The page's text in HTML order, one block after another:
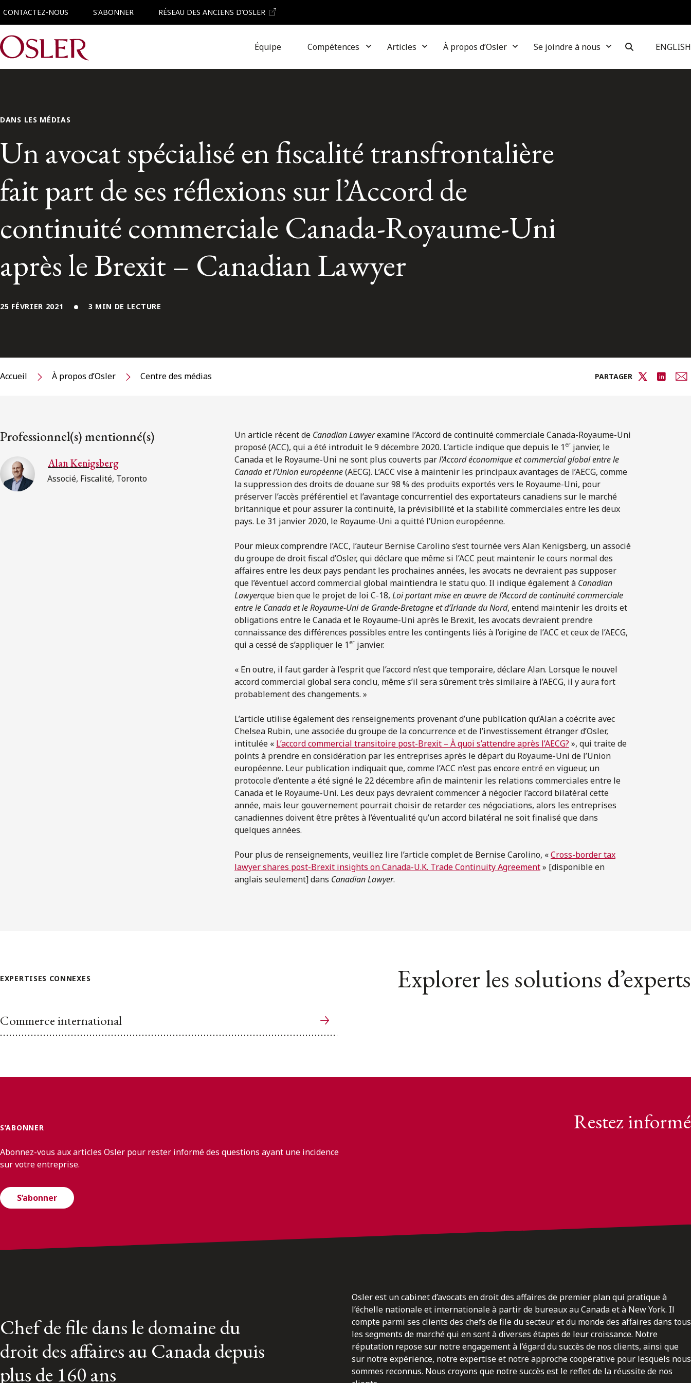
CONTACTEZ-NOUS S'ABONNER RÉSEAU DES ANCIENS D’OSLER
Main Navigation Équipe Compétences Articles À propos d’Osler Se joindre à nous ENGLISH
DANS LES MÉDIAS
Un avocat spécialisé en fiscalité transfrontalière
fait part de ses réflexions sur l’Accord de
continuité commerciale Canada-Royaume-Uni
après le Brexit – Canadian Lawyer
25 FÉVRIER 2021 3 MIN DE LECTURE
Accueil À propos d’Osler Centre des médias PARTAGER
Professionnel(s) mentionné(s)
Alan Kenigsberg
Associé, Fiscalité, Toronto
Un article récent de Canadian Lawyerexamine l’Accord de continuité commerciale Canada-Royaume-Uni
proposé (ACC), qui a été introduit le 9 décembre 2020. L’article indique que depuis le 1 er janvier, le
Canada et le Royaume-Uni ne sont plus couverts parl’Accord économique et commercial global entre le
Canada et l’Union européenne(AECG). L’ACC vise à maintenir les principaux avantages de l’AECG, comme
la suppression des droits de douane sur 98 % des produits exportés vers le Royaume-Uni, pour
préserver l’accès préférentiel et l’avantage concurrentiel des exportateurs canadiens sur le marché
britannique et pour assurer la continuité, la prévisibilité et la stabilité commerciales entre les deux
pays. Le 31 janvier 2020, le Royaume-Uni a quitté l’Union européenne.
Pour mieux comprendre l’ACC, l’auteur Bernise Carolino s’est tournée vers Alan Kenigsberg, un associé
du groupe de droit fiscal d’Osler, qui déclare que même si l’ACC peut maintenir le cours normal des
affaires entre les deux pays pendant les prochaines années, les avocats ne devraient pas supposer
que l’éventuel accord commercial global maintiendra le statu quo. Il indique également à Canadian
Lawyerque bien que le projet de loi C-18, Loi portant mise en œuvre de l’Accord de continuité commerciale
entre le Canada et le Royaume-Uni de Grande-Bretagne et d’Irlande du Nord, entend maintenir les droits et
obligations entre le Canada et le Royaume-Uni après le Brexit, les avocats devraient prendre
connaissance des différences possibles entre les contingents liés à l’origine de l’ACC et ceux de l’AECG,
qui a cessé de s’appliquer le 1 er janvier.
« En outre, il faut garder à l’esprit que l’accord n’est que temporaire, déclare Alan. Lorsque le nouvel
accord commercial global sera conclu, même s’il sera sûrement très similaire à l’AECG, il y aura fort
probablement des changements. »
L’article utilise également des renseignements provenant d’une publication qu’Alan a coécrite avec
Chelsea Rubin, une associée du groupe de la concurrence et de l’investissement étranger d’Osler,
intitulée « L’accord commercial transitoire post-Brexit – À quoi s’attendre après l’AECG? », qui traite de
points à prendre en considération par les entreprises après le départ du Royaume-Uni de l’Union
européenne. Leur publication indiquait que, comme l’ACC n’est pas encore entré en vigueur, un
protocole d’entente a été signé le 22 décembre afin de maintenir les relations commerciales entre le
Canada et le Royaume-Uni. Les deux pays devraient commencer à négocier l’accord bilatéral cette
année, mais leur gouvernement pourrait choisir de retarder ces négociations, alors les entreprises
canadiennes doivent être prêtes à l’éventualité qu’un accord bilatéral ne soit finalisé que dans
quelques années.
Pour plus de renseignements, veuillez lire l’article complet de Bernise Carolino, «Cross-border tax
lawyer shares post-Brexit insights on Canada-U.K. Trade Continuity Agreement» [disponible en
anglais seulement] dans Canadian Lawyer.
EXPERTISES CONNEXES Explorer les solutions d’experts
Commerce international
S’ABONNER Restez informé
Abonnez-vous aux articles Osler pour rester informé des questions ayant une incidence
sur votre entreprise.
S’abonner
Chef de file dans le domaine du
droit des affaires au Canada depuis
plus de 160 ans
Osler est un cabinet d’avocats en droit des affaires de premier plan qui pratique à
l’échelle nationale et internationale à partir de bureaux au Canada et à New York. Il
compte parmi ses clients des chefs de file du secteur et du monde des affaires dans tous
les segments de marché qui en sont à diverses étapes de leur croissance. Notre
réputation repose sur notre engagement à l’égard du succès de nos clients, ainsi que
sur notre expérience, notre expertise et notre approche coopérative pour lesquels nous
sommes reconnus. Nous croyons que notre succès est le reflet de la réussite de nos